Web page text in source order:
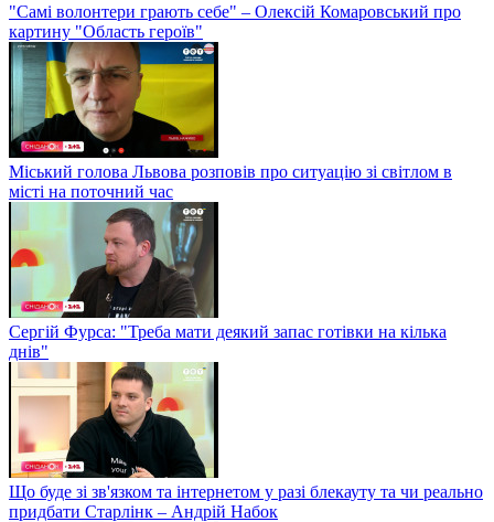
"Самі волонтери грають себе" – Олексій Комаровський про
картину "Область героїв"
Міський голова Львова розповів про ситуацію зі світлом в
місті на поточний час
Сергій Фурса: "Треба мати деякий запас готівки на кілька
днів"
Що буде зі зв'язком та інтернетом у разі блекауту та чи реально
придбати Старлінк – Андрій Набок